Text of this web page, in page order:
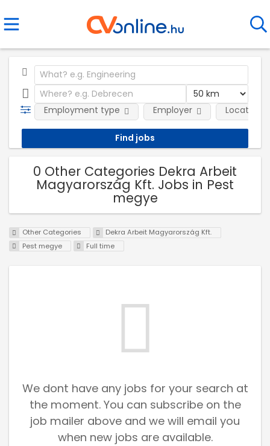
Employment type Employer Location
0 Other Categories Dekra Arbeit
Magyarország Kft. Jobs in Pest
megye
Other Categories
Dekra Arbeit Magyarország Kft.
Pest megye
Full time
We dont have any jobs for your search at
the moment. You can subscribe on the
job mailer above and we will email you
when new jobs are available.